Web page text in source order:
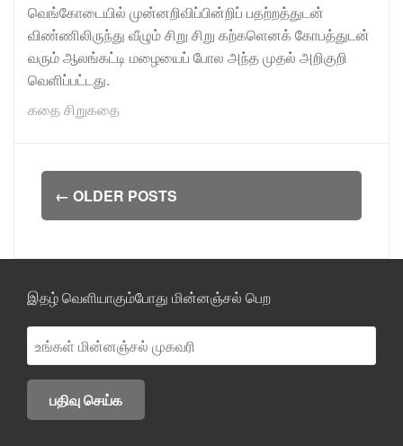
வெங்கோடையில் முன்னறிவிப்பின்றிப் பதற்றத்துடன்
விண்ணிலிருந்து வீழும் சிறு சிறு கற்களெனக் கோபத்துடன்
வரும் ஆலங்கட்டி மழையைப் போல அந்த முதல் அறிகுறி
வெளிப்பட்டது.
கதைசிறுகதை
Posts
← OLDER POSTS
இதழ் வெளியாகும்போது மின்னஞ்சல் பெற